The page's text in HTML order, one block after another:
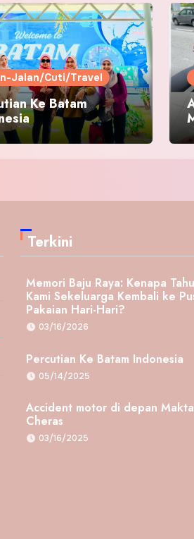
Jalan/Cuti/Travel
Ke Batam
Terkini
Memori Baju Raya: Kenapa
Kami Sekeluarga Kembali ke
Pakaian Hari-Hari?
03/16/2026
Percutian Ke Batam Indonesia
05/14/2025
Accident motor di depan
Cheras
03/16/2025